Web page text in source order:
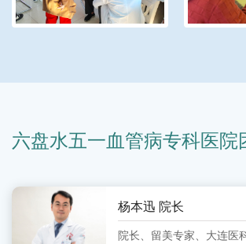
六盘水五一血管病专科医院
杨本迅 院长
院长、留美专家、大连医